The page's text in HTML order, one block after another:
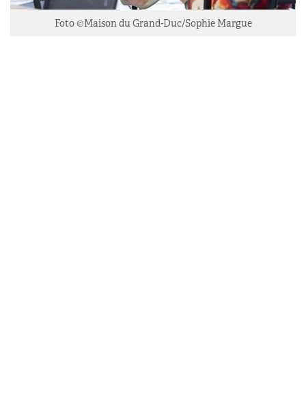
Foto ©Maison du Grand-Duc/Sophie Margue